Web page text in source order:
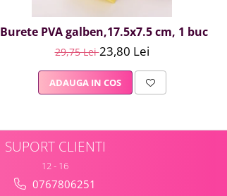
Burete PVA galben,17.5x7.5 cm, 1 buc
29,75 Lei23,80 Lei
ADAUGA IN COS
SUPORT CLIENTI
12 - 16
0767806251